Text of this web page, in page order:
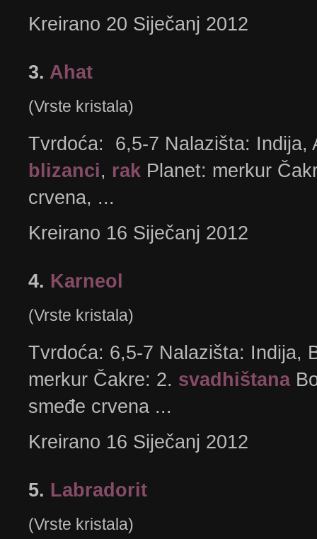
Kreirano 20 Siječanj 2012
3. Ahat
(Vrste kristala)
Tvrdoća: 6,5-7 Nalazišta: Indija,
blizanci, rak Planet: merkur
crvena, ...
Kreirano 16 Siječanj 2012
4. Karneol
(Vrste kristala)
Tvrdoća: 6,5-7 Nalazišta: Indija,
merkur Čakre: 2. svadhištana
smeđe crvena ...
Kreirano 16 Siječanj 2012
5. Labradorit
(Vrste kristala)